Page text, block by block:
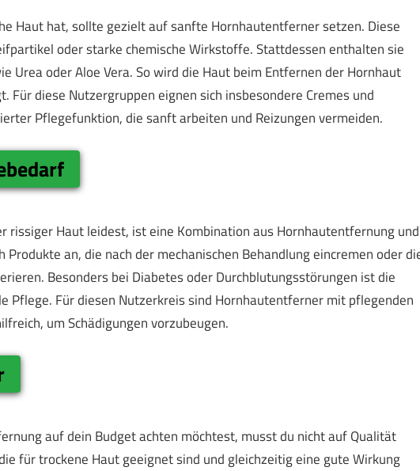
Haut hat, sollte gezielt auf sanfte Hornhautentferner setzen. Diese
oder starke chemische Wirkstoffe. Stattdessen enthalten sie
Urea oder Aloe Vera. So wird die Haut beim Entfernen der Hornhaut
Für diese Nutzergruppen eignen sich insbesondere Cremes und
Pflegefunktion, die sanft arbeiten und Reizungen vermeiden.
rissiger Haut leidest, ist eine Kombination aus Hornhautentfernung und
an, die nach der mechanischen Behandlung eincremen oder
Besonders bei Diabetes oder Durchblutungsstörungen ist die
Pflege. Für diesen Nutzerkreis sind Hornhautentferner mit pflegenden
um Schädigungen vorzubeugen.
auf dein Budget achten möchtest, musst du nicht auf Qualität
für trockene Haut geeignet sind und gleichzeitig eine gute Wirkung